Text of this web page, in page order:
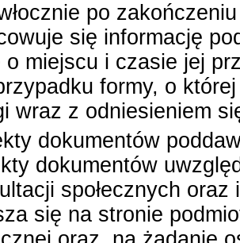
po
się informację
o miejscu i czasie jej
formy, o
wraz z odniesieniem
dokumentów
dokumentów
społecznych
się na stronie